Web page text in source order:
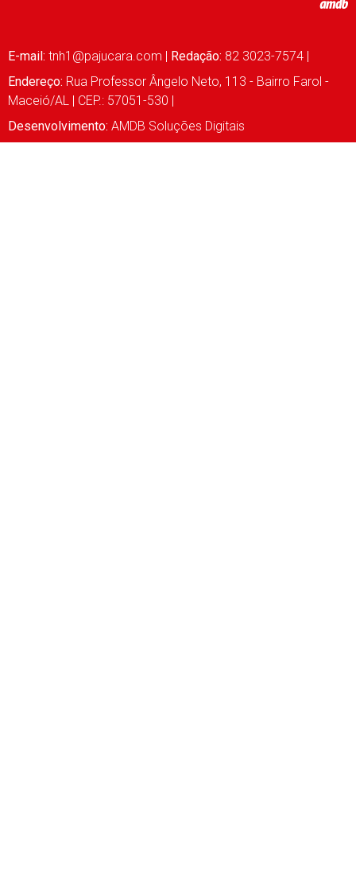
E-mail: tnh1@pajucara.com | Redação: 82 3023-7574 |
Endereço: Rua Professor Ângelo Neto, 113 - Bairro Farol -
Maceió/AL | CEP.: 57051-530 |
Desenvolvimento: AMDB Soluções Digitais